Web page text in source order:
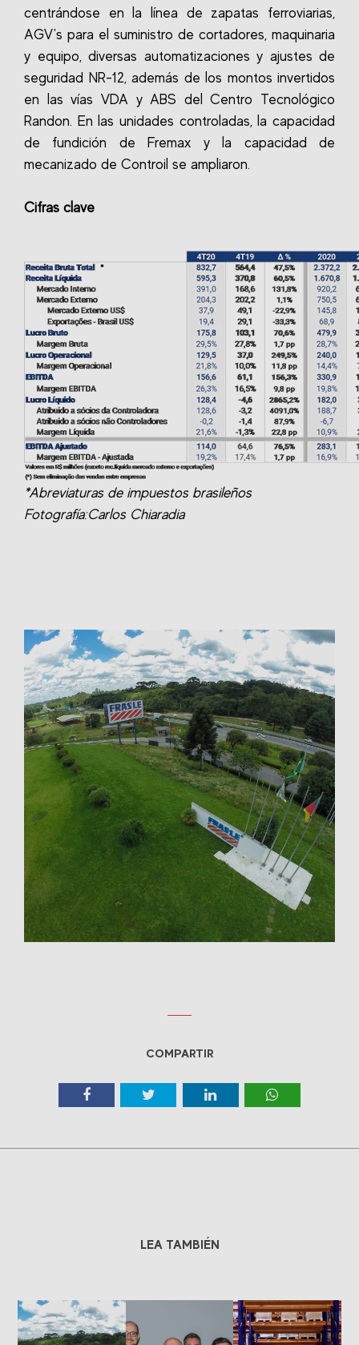
centrándose en la línea de zapatas ferroviarias,
AGV's para el suministro de cortadores, maquinaria
y equipo, diversas automatizaciones y ajustes de
seguridad NR-12, además de los montos invertidos
en las vías VDA y ABS del Centro Tecnológico
Randon. En las unidades controladas, la capacidad
de fundición de Fremax y la capacidad de
mecanizado de Controil se ampliaron.
Cifras clave
*Abreviaturas de impuestos brasileños
Fotografía:Carlos Chiaradia
COMPARTIR
LEA TAMBIÉN